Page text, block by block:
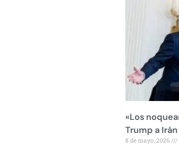
«Los
Trump a Irán
8 de mayo, 2026